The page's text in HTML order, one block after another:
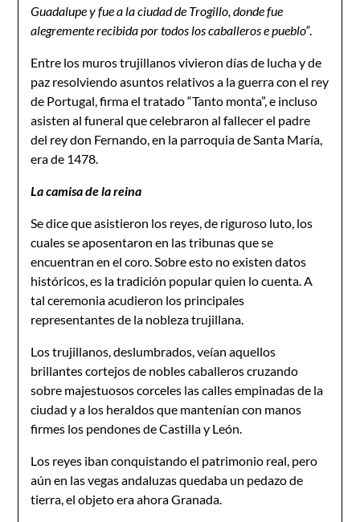
Guadalupe y fue a la ciudad de Trogillo, donde fue
alegremente recibida por todos los caballeros e pueblo”.
Entre los muros trujillanos vivieron días de lucha y de
paz resolviendo asuntos relativos a la guerra con el rey
de Portugal, firma el tratado “Tanto monta”, e incluso
asisten al funeral que celebraron al fallecer el padre
del rey don Fernando, en la parroquia de Santa María,
era de 1478.
La camisa de la reina
Se dice que asistieron los reyes, de riguroso luto, los
cuales se aposentaron en las tribunas que se
encuentran en el coro. Sobre esto no existen datos
históricos, es la tradición popular quien lo cuenta. A
tal ceremonia acudieron los principales
representantes de la nobleza trujillana.
Los trujillanos, deslumbrados, veían aquellos
brillantes cortejos de nobles caballeros cruzando
sobre majestuosos corceles las calles empinadas de la
ciudad y a los heraldos que mantenían con manos
firmes los pendones de Castilla y León.
Los reyes iban conquistando el patrimonio real, pero
aún en las vegas andaluzas quedaba un pedazo de
tierra, el objeto era ahora Granada.